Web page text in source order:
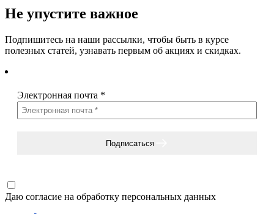
Не упустите важное
Подпишитесь на наши рассылки, чтобы быть в курсе
полезных статей, узнавать первым об акциях и скидках.
Электронная почта *
Подписаться
Даю согласие на обработку персональных данных